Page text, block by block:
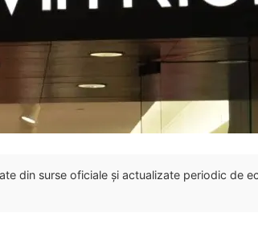
din surse oficiale și actualizate periodic de